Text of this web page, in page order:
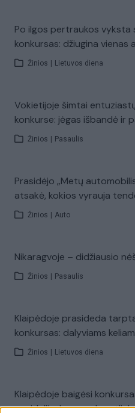
Po ilgos pertraukos vyksta
konkursas: džiugina vienas
Žinios Lietuvos diena
Vokietijoje šimtai
konkurse: jėgas išbandė ir
Žinios Pasaulis
Prasidėjo „Metų
atsakė, kokios vyrauja
Žinios Auto
Nikaragvoje – didžiausio
Žinios Pasaulis
Klaipėdoje prasideda
konkursas: dalyviams
Žinios Lietuvos diena
Klaipėdoje baigėsi
pasidalijo, kas svarbu